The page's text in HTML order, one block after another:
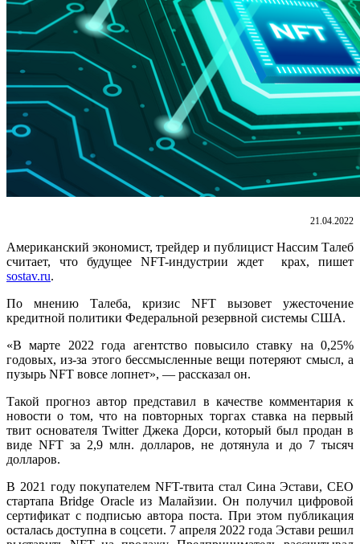
21.04.2022
Американский экономист, трейдер и публицист Нассим Талеб
считает, что будущее NFT-индустрии ждет крах, пишет
sostav.ru.
По мнению Талеба, кризис NFT вызовет ужесточение
кредитной политики Федеральной резервной системы США.
«В марте 2022 года агентство повысило ставку на 0,25%
годовых, из-за этого бессмысленные вещи потеряют смысл, а
пузырь NFT вовсе лопнет», — рассказал он.
Такой прогноз автор представил в качестве комментария к
новости о том, что на повторных торгах ставка на первый
твит основателя Twitter Джека Дорси, который был продан в
виде NFT за 2,9 млн. долларов, не дотянула и до 7 тысяч
долларов.
В 2021 году покупателем NFT-твита стал Сина Эстави, CEO
стартапа Bridge Oracle из Малайзии. Он получил цифровой
сертификат с подписью автора поста. При этом публикация
осталась доступна в соцсети. 7 апреля 2022 года Эстави решил